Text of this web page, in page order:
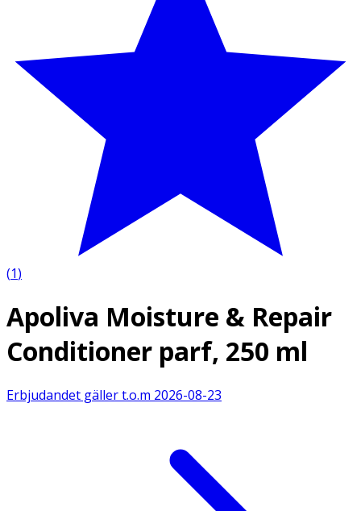
(1)
Apoliva Moisture & Repair
Conditioner parf, 250 ml
Erbjudandet gäller t.o.m 2026-08-23